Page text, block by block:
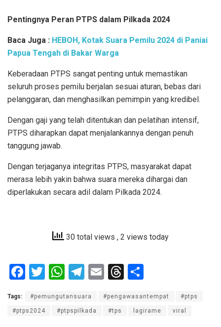
Pentingnya Peran PTPS dalam Pilkada 2024
Baca Juga : HEBOH, Kotak Suara Pemilu 2024 di Paniai
Papua Tengah di Bakar Warga
Keberadaan PTPS sangat penting untuk memastikan
seluruh proses pemilu berjalan sesuai aturan, bebas dari
pelanggaran, dan menghasilkan pemimpin yang kredibel.
Dengan gaji yang telah ditentukan dan pelatihan intensif,
PTPS diharapkan dapat menjalankannya dengan penuh
tanggung jawab.
Dengan terjaganya integritas PTPS, masyarakat dapat
merasa lebih yakin bahwa suara mereka dihargai dan
diperlakukan secara adil dalam Pilkada 2024.
30 total views , 2 views today
F
ce
b
T
tt
er
W
at
s
T
e
gr
E
ail
T
e
ar
e
Tags: #pemungutansuara #pengawasantempat #ptps
#ptps2024 #ptpspilkada #tps lagirame viral